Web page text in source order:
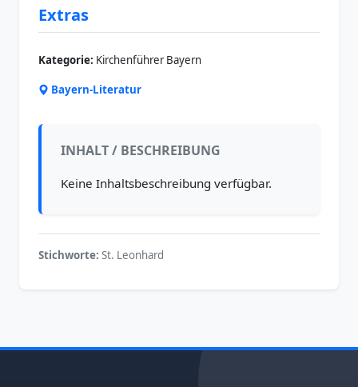
Extras
Kategorie: Kirchenführer Bayern
Bayern-Literatur
INHALT / BESCHREIBUNG
Keine Inhaltsbeschreibung verfügbar.
Stichworte: St. Leonhard